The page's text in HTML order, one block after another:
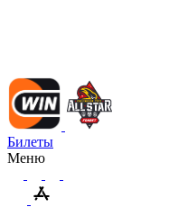
Билеты
Меню